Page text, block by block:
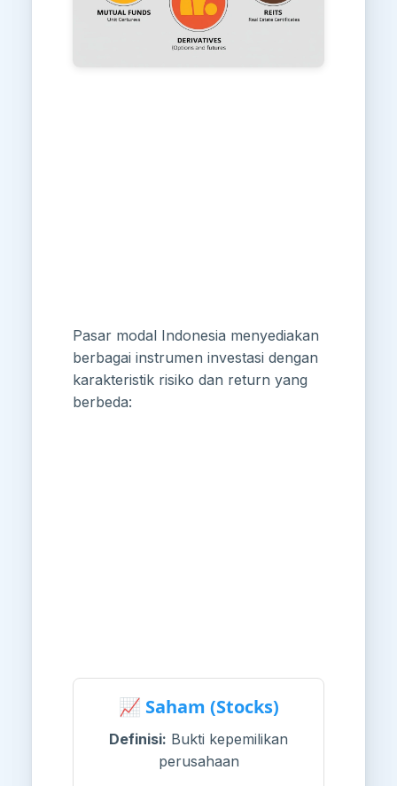
Pasar modal Indonesia menyediakan
berbagai instrumen investasi dengan
karakteristik risiko dan return yang
berbeda:
📈 Saham (Stocks)
Definisi: Bukti kepemilikan
perusahaan